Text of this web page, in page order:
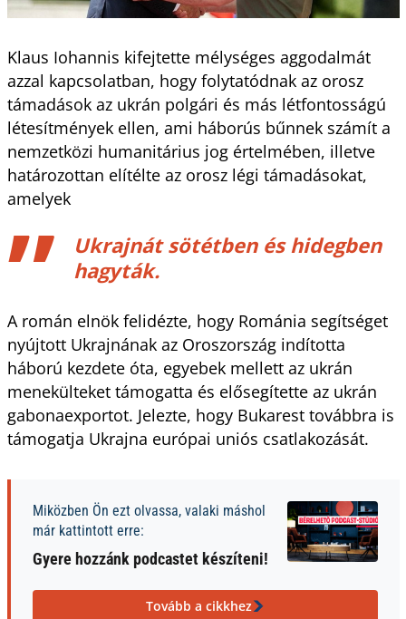
Klaus Iohannis kifejtette mélységes aggodalmát
azzal kapcsolatban, hogy folytatódnak az orosz
támadások az ukrán polgári és más létfontosságú
létesítmények ellen, ami háborús bűnnek számít a
nemzetközi humanitárius jog értelmében, illetve
határozottan elítélte az orosz légi támadásokat,
amelyek
Ukrajnát sötétben és hidegben
hagyták.
A román elnök felidézte, hogy Románia segítséget
nyújtott Ukrajnának az Oroszország indította
háború kezdete óta, egyebek mellett az ukrán
menekülteket támogatta és elősegítette az ukrán
gabonaexportot. Jelezte, hogy Bukarest továbbra is
támogatja Ukrajna európai uniós csatlakozását.
Miközben Ön ezt olvassa, valaki máshol
már kattintott erre:
Gyere hozzánk podcastet készíteni!
Tovább a cikkhez